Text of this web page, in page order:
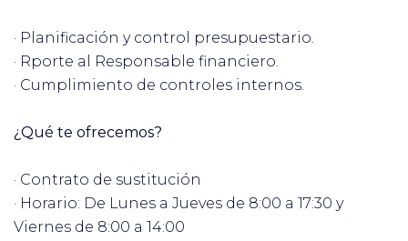
· Planificación y control presupuestario.
· Rporte al Responsable financiero.
· Cumplimiento de controles internos.
¿Qué te ofrecemos?
· Contrato de sustitución
· Horario: De Lunes a Jueves de 8:00 a 17:30 y
Viernes de 8:00 a 14:00